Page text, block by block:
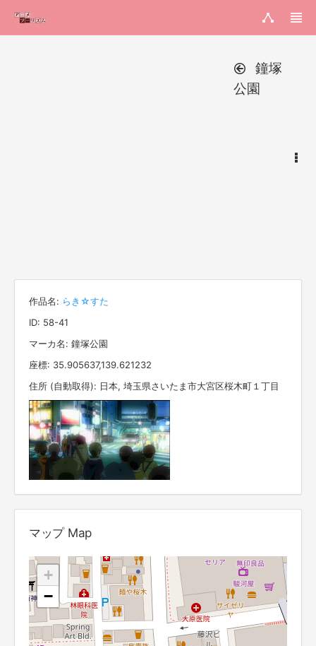
鐘塚
公園
作品名: らき☆すた
ID: 58-41
マーカ名: 鐘塚公園
座標: 35.905637,139.621232
住所 (自動取得): 日本, 埼玉県さいたま市大宮区桜木町１丁目
マップ Map
+
−